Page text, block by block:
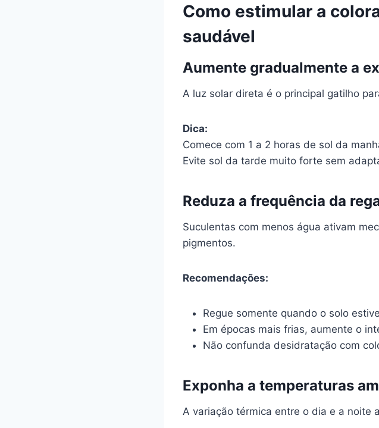
Como estimular a
saudável
Aumente gradualmente a
A luz solar direta é o principal gatilho
Dica:
Comece com 1 a 2 horas de sol da
Evite sol da tarde muito forte sem
Reduza a frequência da
Suculentas com menos água ativam
pigmentos.
Recomendações:
Regue somente quando o solo
Em épocas mais frias, aumente o
Não confunda desidratação com
Exponha a temperaturas
A variação térmica entre o dia e a noite